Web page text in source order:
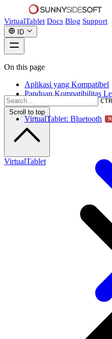
VirtualTablet Docs Blog Support
ID
VirtualTablet: Bluetooth
On this page
Aplikasi yang Kompatibel
Panduan Kompatibilitas
Scroll to top
VirtualTablet